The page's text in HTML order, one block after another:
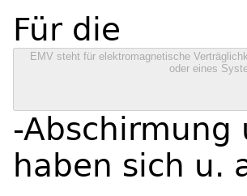
Für die
EMV steht für elektromagnetische
oder eines
-Abschirmung
haben sich u.